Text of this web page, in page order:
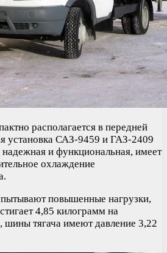
располагается в передней
установка САЗ-9459 и ГАЗ-2409
и функциональная, имеет
охлаждение
повышенные нагрузки,
4,85 килограмм на
шины тягача имеют давление 3,22